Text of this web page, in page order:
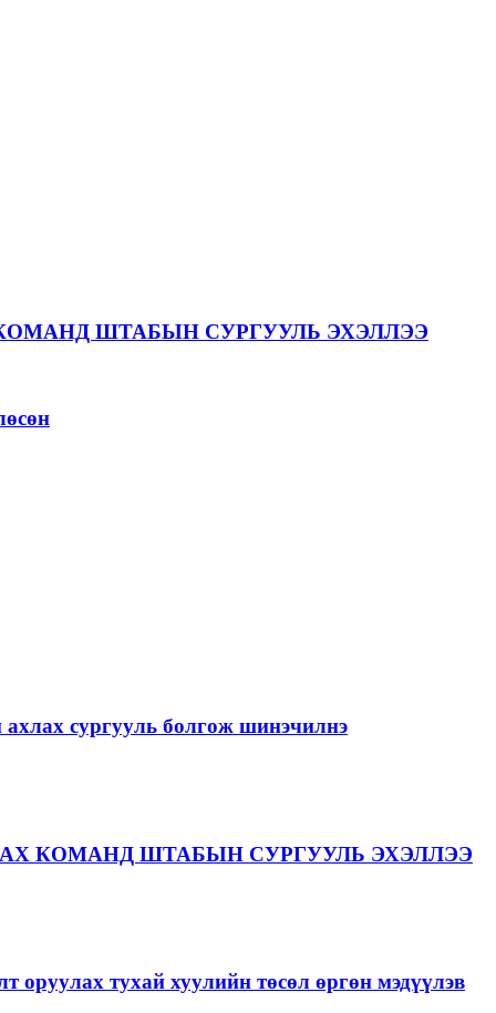
ШТАБЫН СУРГУУЛЬ ЭХЭЛЛЭЭ
ахлах сургууль болгож шинэчилнэ
КОМАНД ШТАБЫН СУРГУУЛЬ ЭХЭЛЛЭЭ
оруулах тухай хуулийн төсөл өргөн мэдүүлэв